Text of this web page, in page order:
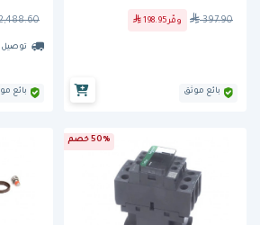
397.90 وفّر 198.95
بائع موثق
توصيل
بائع
50% خصم